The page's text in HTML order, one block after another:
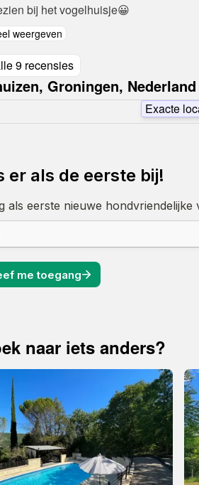
bij het vogelhuisje😀
weergeven
9 recensies
Groningen, Nederland
Exacte
naar iets anders?